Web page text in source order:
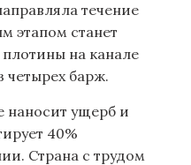
течение
этапом станет
плотины на канале
барж.
наносит ущерб и
40%
Страна с трудом